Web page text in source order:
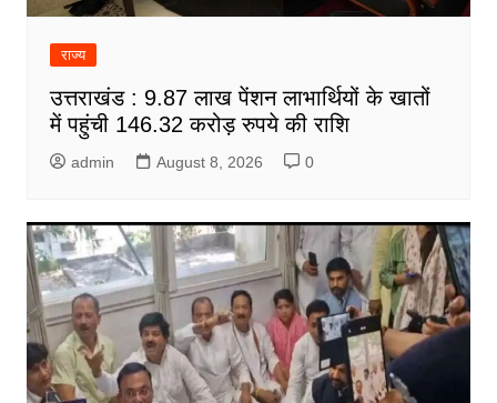
राज्य
उत्तराखंड : 9.87 लाख पेंशन लाभार्थियों के खातों
में पहुंची 146.32 करोड़ रुपये की राशि
admin August 8, 2026 0